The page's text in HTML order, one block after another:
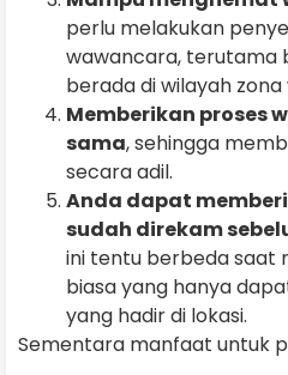
perlu melakukan
wawancara, terutama
berada di wilayah
Memberikan proses
sama, sehingga
secara adil.
Anda dapat
sudah direkam
ini tentu berbeda saat
biasa yang hanya
yang hadir di lokasi.
Sementara manfaat untuk